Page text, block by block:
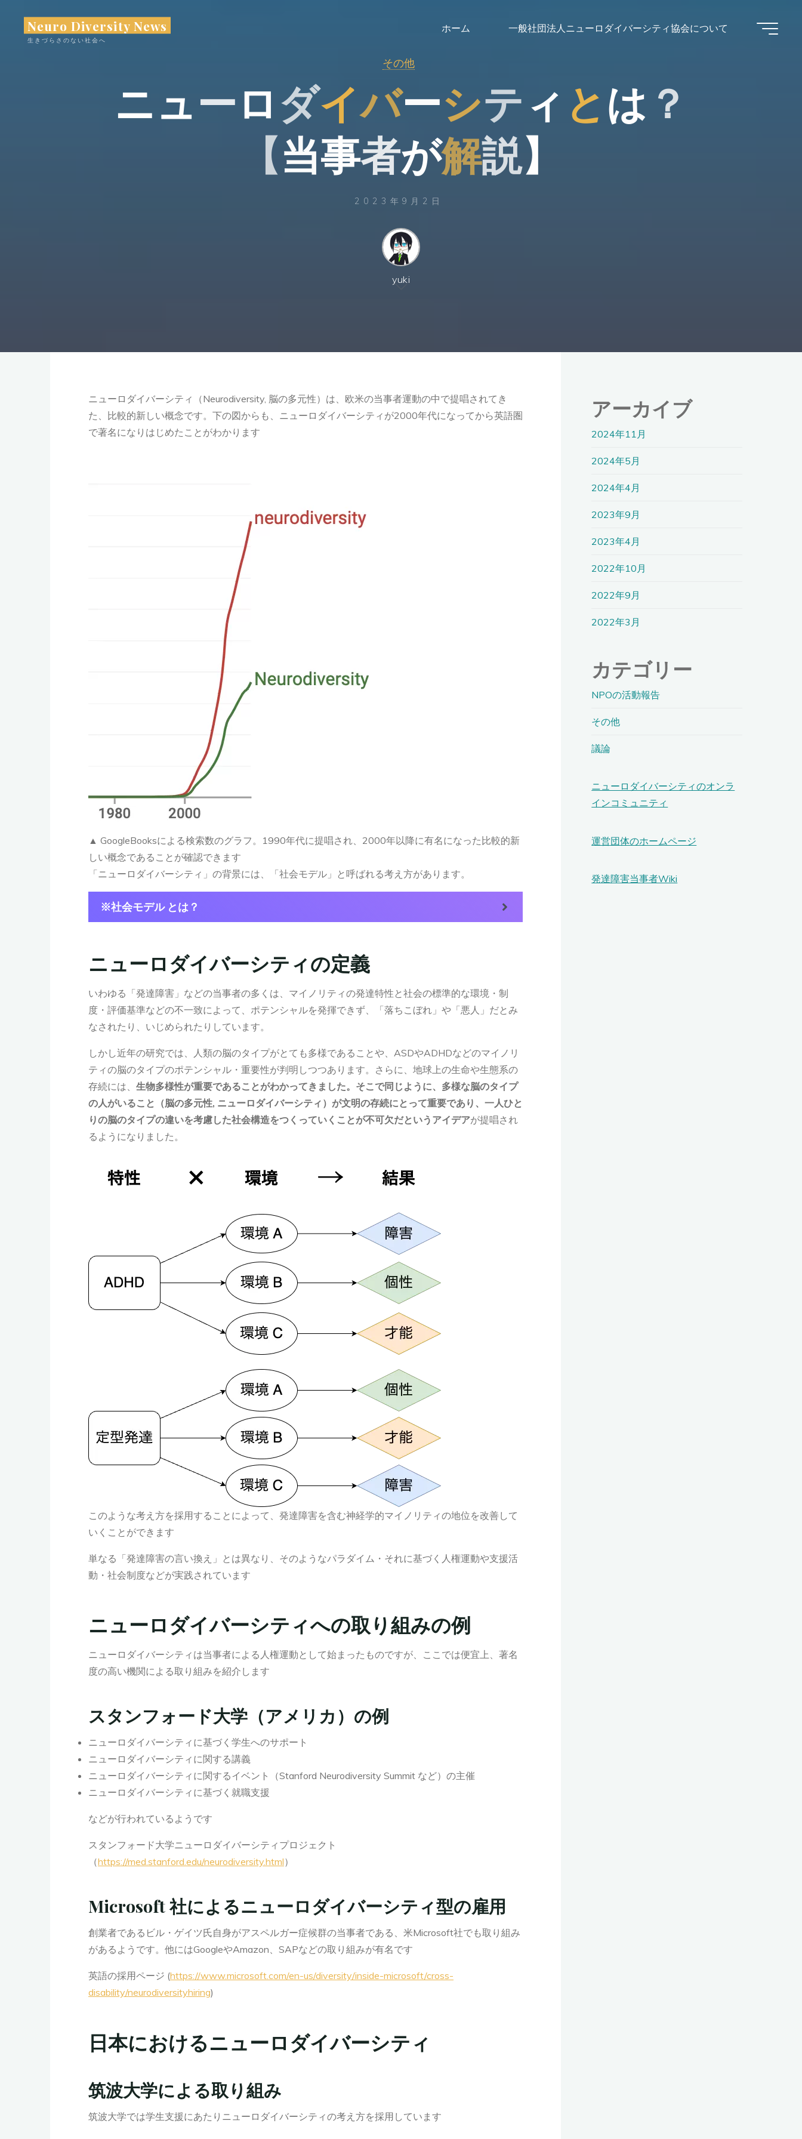
Neuro Diversity News
生きづらさのない社会へ
ホーム 一般社団法人ニューロダイバーシティ協会について
その他
ニューロダイバーシティ とは ？
【当事者が解説】
2023年9月2日
yuki
ニューロダイバーシティ（Neurodiversity, 脳の多元性）は、欧米の当事者運動の中で提唱されてき
た、比較的新しい概念です。下の図からも、ニューロダイバーシティが2000年代になってから英語圏
で著名になりはじめたことがわかります
▲ GoogleBooksによる検索数のグラフ。1990年代に提唱され、2000年以降に有名になった比較的新
しい概念であることが確認できます
「ニューロダイバーシティ」の背景には、「社会モデル」と呼ばれる考え方があります。
※社会モデル とは？
者に何らかの異常や欠陥（障害）があるから『生きづらさ』が生じるので、それを『正常』とされる状態に治す
べきだ」という考え方が主流でした。しかし、現在はジェンダーに関する社会の構造的な問題が指摘されていま
同じように、近年はASDやADHDなどに関しても「
少数派の発達特性の人にとって生きづらい社会・環境によっ
て『生きづらさ』が生じているので、多様な特性の人に機会が保証される環境に変えるべきだ」という「社会モ
デル」の考え方が提唱されています。例えばASD（自閉スペクトラム）の特性の短所（症状）として「社会性が
ASDの特性に合わせて定義されているのでしょう。仮に、それでも課題になる点があったとしても、それは自閉
スペクトラム者の欠陥ではなく、社会問題だとみなされるはずです。逆に自閉傾向が強みになる能力は、ASDで
はない人の「障害」として見られるかもしれません また、「社会性が低い」とされる傾向は、言い換えれば「同
調しない」ということですから、フェイクニュースや情報統制などが問題になる状況下では、同調がマイナスに
なりうる状況が注目されて「障害」と見なされるかもしれません。
・様々な特性の人が生きやすい環境
・特性がプラスになりうる場面にも注目すること
などが提案されています
ニューロダイバーシティの定義
いわゆる「発達障害」などの当事者の多くは、マイノリティの発達特性と社会の標準的な環境・制
度・評価基準などの不一致によって、ポテンシャルを発揮できず、「落ちこぼれ」や「悪人」だとみ
なされたり、いじめられたりしています。
しかし近年の研究では、人類の脳のタイプがとても多様であることや、ASDやADHDなどのマイノリ
ティの脳のタイプのポテンシャル・重要性が判明しつつあります。さらに、地球上の生命や生態系の
存続には、 生物多様性が重要であることがわかってきました。そこで同じように、多様な脳のタイプ
の人がいること（脳の多元性, ニューロダイバーシティ）が文明の存続にとって重要であり、一人ひと
りの脳のタイプの違いを考慮した社会構造をつくっていくことが不可欠だというアイデアが提唱され
るようになりました。
このような考え方を採用することによって、発達障害を含む神経学的マイノリティの地位を改善して
いくことができます
単なる「発達障害の言い換え」とは異なり、そのようなパラダイム・それに基づく人権運動や支援活
動・社会制度などが実践されています
ニューロダイバーシティへの取り組みの例
ニューロダイバーシティは当事者による人権運動として始まったものですが、ここでは便宜上、著名
度の高い機関による取り組みを紹介します
スタンフォード大学（アメリカ）の例
ニューロダイバーシティに基づく学生へのサポート
ニューロダイバーシティに関する講義
ニューロダイバーシティに関するイベント（Stanford Neurodiversity Summit など）の主催
ニューロダイバーシティに基づく就職支援
などが行われているようです
スタンフォード大学ニューロダイバーシティプロジェクト
（https://med.stanford.edu/neurodiversity.html）
Microsoft 社によるニューロダイバーシティ型の雇用
創業者であるビル・ゲイツ氏自身がアスペルガー症候群の当事者である、米Microsoft社でも取り組み
があるようです。他にはGoogleやAmazon、SAPなどの取り組みが有名です
英語の採用ページ (https://www.microsoft.com/en-us/diversity/inside-microsoft/cross-
disability/neurodiversityhiring)
日本におけるニューロダイバーシティ
筑波大学による取り組み
筑波大学では学生支援にあたりニューロダイバーシティの考え方を採用しています
アーカイブ
2024年11月
2024年5月
2024年4月
2023年9月
2023年4月
2022年10月
2022年9月
2022年3月
カテゴリー
NPOの活動報告
その他
議論
ニューロダイバーシティのオンラ
インコミュニティ
運営団体のホームページ
発達障害当事者Wiki